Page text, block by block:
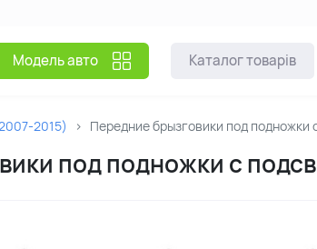
Модель авто Каталог товарів
2015) Передние брызговики под подножки
под подножки с